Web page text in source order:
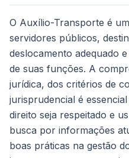
O Auxílio-Transporte é
servidores públicos,
deslocamento adequado
de suas funções. A
jurídica, dos critérios de
jurisprudencial é
direito seja respeitado e
busca por informações
boas práticas na gestão